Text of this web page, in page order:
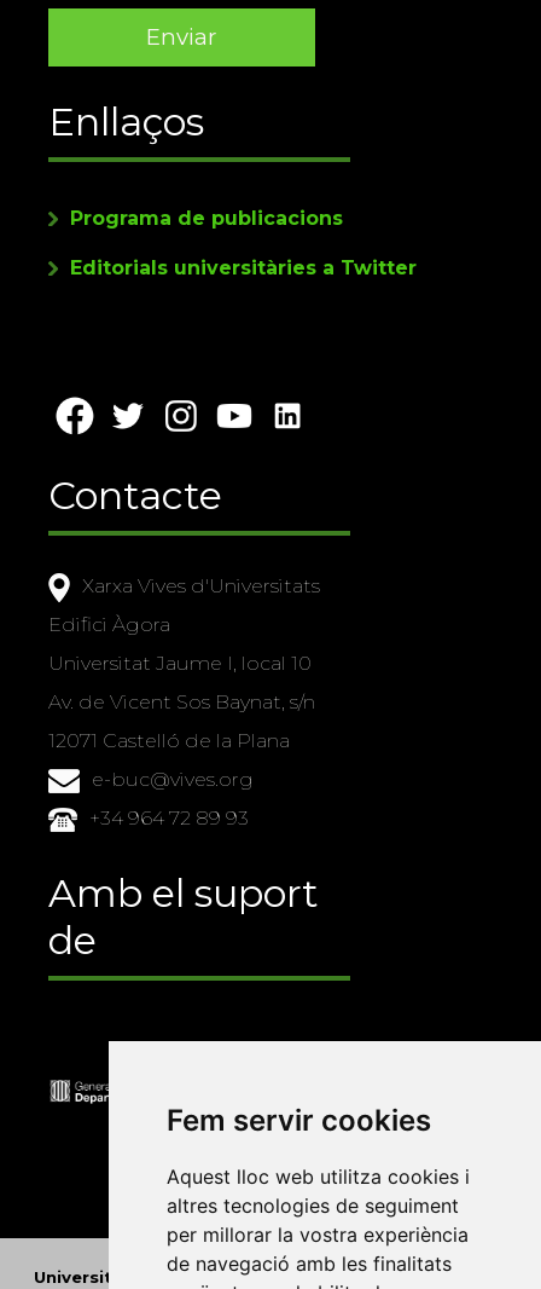
Fem servir cookies
Aquest lloc web utilitza cookies i
altres tecnologies de seguiment
per millorar la vostra experiència
de navegació amb les finalitats
Enllaços
Programa de publicacions
Editorials universitàries a Twitter
Contacte
Xarxa Vives d'Universitats
Edifici Àgora
Universitat Jaume I, local 10
Av. de Vicent Sos Baynat, s/n
12071 Castelló de la Plana
e-buc@vives.org
+34 964 72 89 93
Amb el suport
de
Universitat Abat Oliba CEU•Universitat d'Alacant